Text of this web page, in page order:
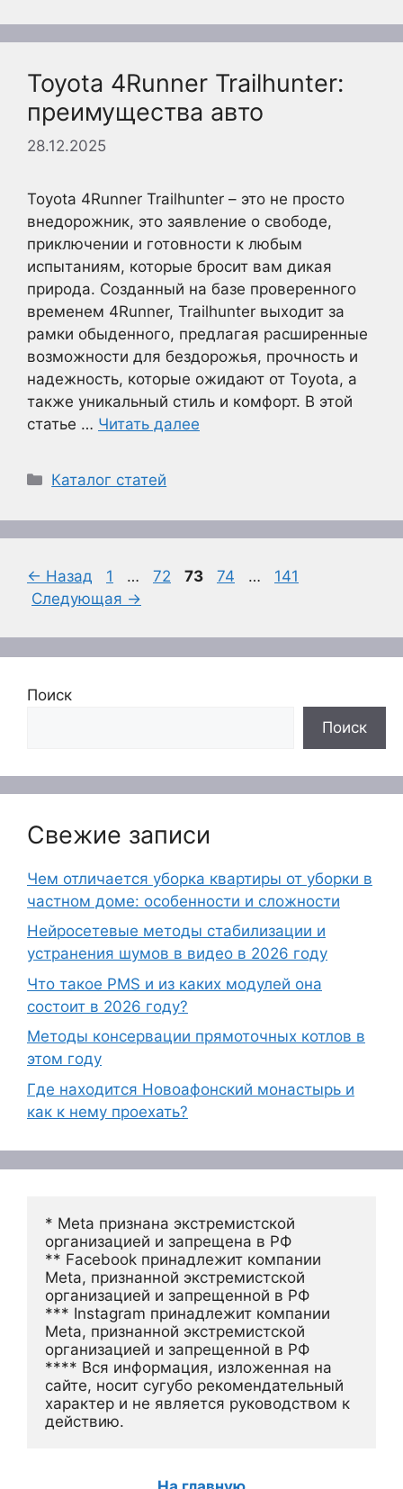
Toyota 4Runner Trailhunter:
преимущества авто
28.12.2025
Toyota 4Runner Trailhunter – это не просто
внедорожник, это заявление о свободе,
приключении и готовности к любым
испытаниям, которые бросит вам дикая
природа. Созданный на базе проверенного
временем 4Runner, Trailhunter выходит за
рамки обыденного, предлагая расширенные
возможности для бездорожья, прочность и
надежность, которые ожидают от Toyota, а
также уникальный стиль и комфорт. В этой
статье … Читать далее
Рубрики
Каталог статей
← Назад Страница
1 … Страница
72 Страница
73 Страница
74 … Страница
141
Следующая →
Поиск
Поиск
Свежие записи
Чем отличается уборка квартиры от уборки в
частном доме: особенности и сложности
Нейросетевые методы стабилизации и
устранения шумов в видео в 2026 году
Что такое PMS и из каких модулей она
состоит в 2026 году?
Методы консервации прямоточных котлов в
этом году
Где находится Новоафонский монастырь и
как к нему проехать?
* Meta признана экстремистской
организацией и запрещена в РФ
** Facebook принадлежит компании
Meta, признанной экстремистской
организацией и запрещенной в РФ
*** Instagram принадлежит компании
Meta, признанной экстремистской
организацией и запрещенной в РФ
**** Вся информация, изложенная на
сайте, носит сугубо рекомендательный
характер и не является руководством к
действию.